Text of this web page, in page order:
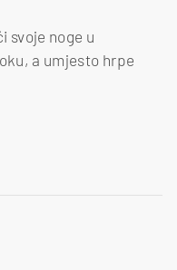
svoje noge u
a umjesto hrpe